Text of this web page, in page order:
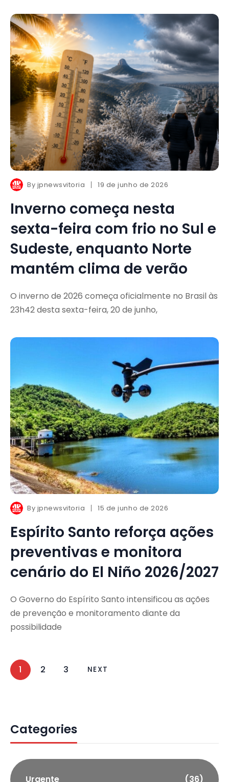
By jpnewsvitoria 19 de junho de 2026
Inverno começa nesta
sexta-feira com frio no Sul e
Sudeste, enquanto Norte
mantém clima de verão
O inverno de 2026 começa oficialmente no Brasil às
23h42 desta sexta-feira, 20 de junho,
By jpnewsvitoria 15 de junho de 2026
Espírito Santo reforça ações
preventivas e monitora
cenário do El Niño 2026/2027
O Governo do Espírito Santo intensificou as ações
de prevenção e monitoramento diante da
possibilidade
1 2 3 NEXT
Categories
Urgente (36)